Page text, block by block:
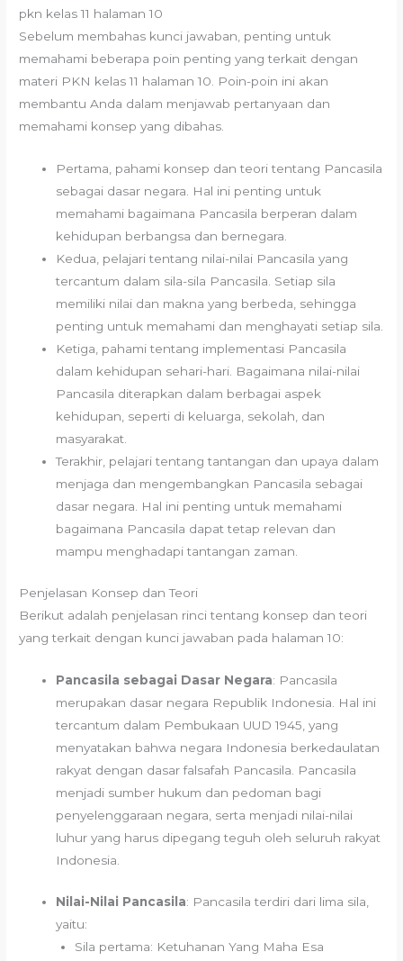
pkn kelas 11 halaman 10
Sebelum membahas kunci jawaban, penting untuk
memahami beberapa poin penting yang terkait dengan
materi PKN kelas 11 halaman 10. Poin-poin ini akan
membantu Anda dalam menjawab pertanyaan dan
memahami konsep yang dibahas.
Pertama, pahami konsep dan teori tentang Pancasila
sebagai dasar negara. Hal ini penting untuk
memahami bagaimana Pancasila berperan dalam
kehidupan berbangsa dan bernegara.
Kedua, pelajari tentang nilai-nilai Pancasila yang
tercantum dalam sila-sila Pancasila. Setiap sila
memiliki nilai dan makna yang berbeda, sehingga
penting untuk memahami dan menghayati setiap sila.
Ketiga, pahami tentang implementasi Pancasila
dalam kehidupan sehari-hari. Bagaimana nilai-nilai
Pancasila diterapkan dalam berbagai aspek
kehidupan, seperti di keluarga, sekolah, dan
masyarakat.
Terakhir, pelajari tentang tantangan dan upaya dalam
menjaga dan mengembangkan Pancasila sebagai
dasar negara. Hal ini penting untuk memahami
bagaimana Pancasila dapat tetap relevan dan
mampu menghadapi tantangan zaman.
Penjelasan Konsep dan Teori
Berikut adalah penjelasan rinci tentang konsep dan teori
yang terkait dengan kunci jawaban pada halaman 10:
Pancasila sebagai Dasar Negara: Pancasila
merupakan dasar negara Republik Indonesia. Hal ini
tercantum dalam Pembukaan UUD 1945, yang
menyatakan bahwa negara Indonesia berkedaulatan
rakyat dengan dasar falsafah Pancasila. Pancasila
menjadi sumber hukum dan pedoman bagi
penyelenggaraan negara, serta menjadi nilai-nilai
luhur yang harus dipegang teguh oleh seluruh rakyat
Indonesia.
Nilai-Nilai Pancasila: Pancasila terdiri dari lima sila,
yaitu:
Sila pertama: Ketuhanan Yang Maha Esa